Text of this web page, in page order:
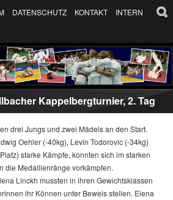
DATENSCHUTZ KONTAKT
INTERN
Kappelbergturnier, 2. Tag
drei Jungs und zwei Mädels an den Start.
Oehler (-40kg), Levin Todorovic (-34kg)
starke Kämpfe, konnten sich im starken
die Medaillenränge vorkämpfen.
Linckh mussten in ihren Gewichtsklassen
ihr Können unter Beweis stellen. Elena